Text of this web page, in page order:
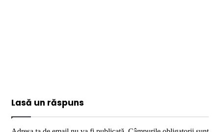
Lasă un răspuns